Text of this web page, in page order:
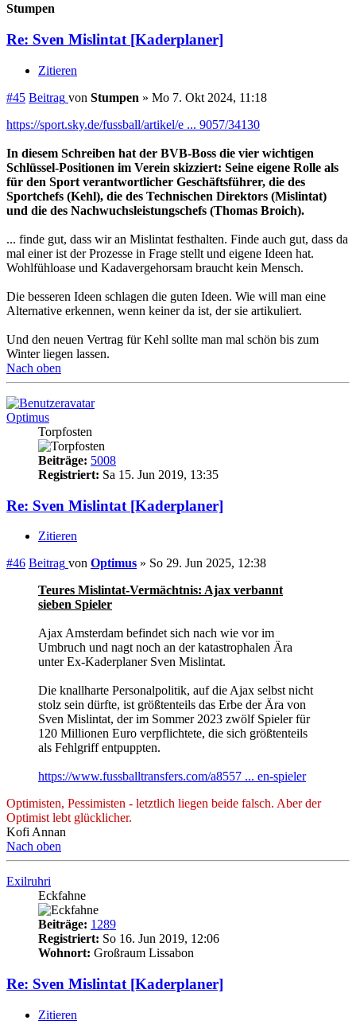
Stumpen
Re: Sven Mislintat [Kaderplaner]
Zitieren
#45 Beitrag von Stumpen » Mo 7. Okt 2024, 11:18
https://sport.sky.de/fussball/artikel/e ... 9057/34130
In diesem Schreiben hat der BVB-Boss die vier wichtigen
Schlüssel-Positionen im Verein skizziert: Seine eigene Rolle als
für den Sport verantwortlicher Geschäftsführer, die des
Sportchefs (Kehl), die des Technischen Direktors (Mislintat)
und die des Nachwuchsleistungschefs (Thomas Broich).
... finde gut, dass wir an Mislintat festhalten. Finde auch gut, dass da
mal einer ist der Prozesse in Frage stellt und eigene Ideen hat.
Wohlfühloase und Kadavergehorsam braucht kein Mensch.
Die besseren Ideen schlagen die guten Ideen. Wie will man eine
Alternative erkennen, wenn keiner da ist, der sie artikuliert.
Und den neuen Vertrag für Kehl sollte man mal schön bis zum
Winter liegen lassen.
Nach oben
Optimus
Torpfosten
Beiträge: 5008
Registriert: Sa 15. Jun 2019, 13:35
Re: Sven Mislintat [Kaderplaner]
Zitieren
#46 Beitrag von Optimus » So 29. Jun 2025, 12:38
Teures Mislintat-Vermächtnis: Ajax verbannt
sieben Spieler
Ajax Amsterdam befindet sich nach wie vor im
Umbruch und nagt noch an der katastrophalen Ära
unter Ex-Kaderplaner Sven Mislintat.
Die knallharte Personalpolitik, auf die Ajax selbst nicht
stolz sein dürfte, ist größtenteils das Erbe der Ära von
Sven Mislintat, der im Sommer 2023 zwölf Spieler für
120 Millionen Euro verpflichtete, die sich größtenteils
als Fehlgriff entpuppten.
https://www.fussballtransfers.com/a8557 ... en-spieler
Optimisten, Pessimisten - letztlich liegen beide falsch. Aber der
Optimist lebt glücklicher.
Kofi Annan
Nach oben
Exilruhri
Eckfahne
Beiträge: 1289
Registriert: So 16. Jun 2019, 12:06
Wohnort: Großraum Lissabon
Re: Sven Mislintat [Kaderplaner]
Zitieren